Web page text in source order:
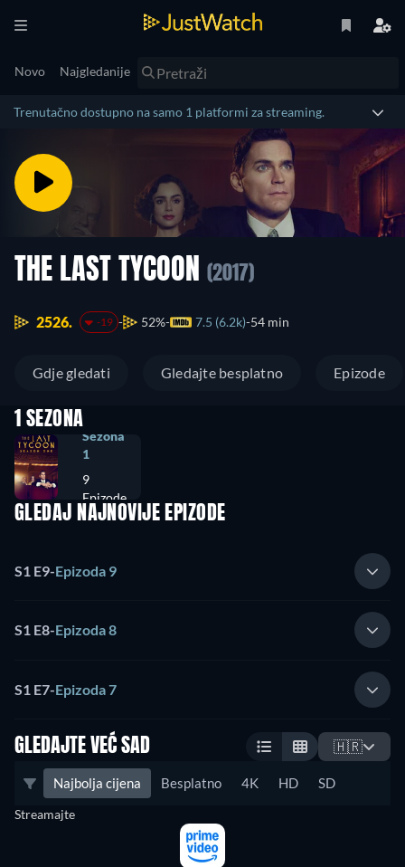
Novo Najgledanije
Trenutačno dostupno na samo 1 platformi za streaming.
THE LAST TYCOON (2017)
2526. -19 52% 7.5 (6.2k) 54 min
Gdje gledati Gledajte besplatno Epizode
1 SEZONA
Sezona
1
9
Epizode
GLEDAJ NAJNOVIJE EPIZODE
S1 E9-Epizoda 9
S1 E8-Epizoda 8
S1 E7-Epizoda 7
GLEDAJTE VEĆ SAD 🇭🇷
Najbolja cijena Besplatno 4K HD SD
Streamajte